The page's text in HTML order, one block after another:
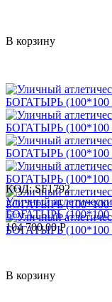
В корзину
КОД: SF1792
Уличный
БОГАТЫРЬ (100*100
104 700.00 Р
В корзину